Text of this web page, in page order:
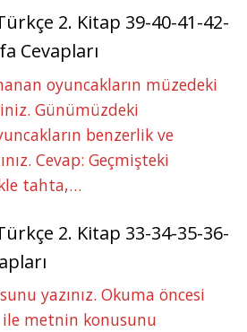
2. Kitap 39-40-41-42-
Cevapları
oyuncakların müzedeki
Günümüzdeki
benzerlik ve
Cevap: Geçmişteki
tahta,…
2. Kitap 33-34-35-36-
yazınız. Okuma öncesi
ile metnin konusunu